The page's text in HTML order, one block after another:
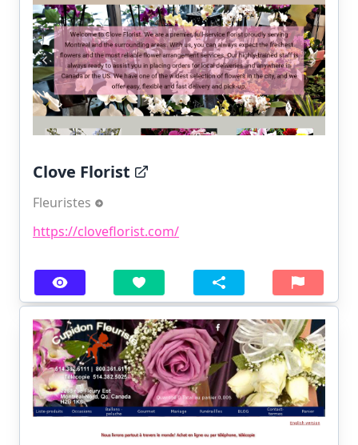
Clove Florist
Fleuristes
https://cloveflorist.com/